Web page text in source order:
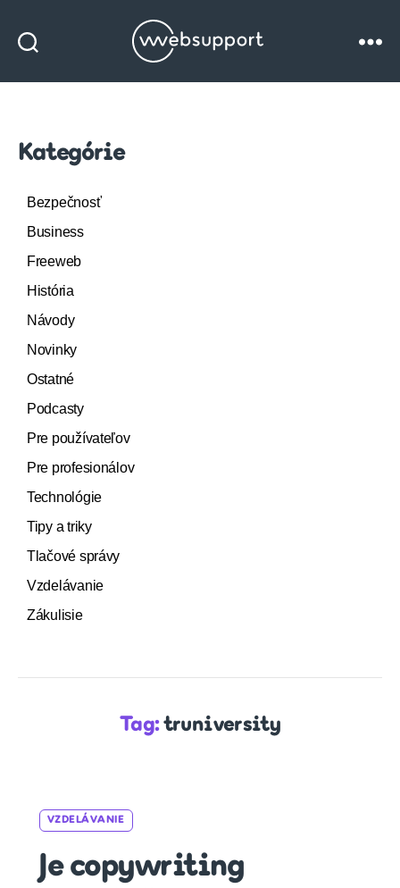
Websupport
Kategórie
Bezpečnosť
Business
Freeweb
História
Návody
Novinky
Ostatné
Podcasty
Pre používateľov
Pre profesionálov
Technológie
Tipy a triky
Tlačové správy
Vzdelávanie
Zákulisie
Tag: truniversity
VZDELÁVANIE
Je copywriting